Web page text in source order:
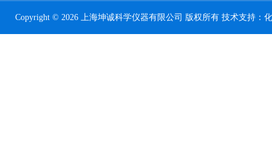
Copyright © 2026 上海坤诚科学仪器有限公司 版权所有 技术支持：